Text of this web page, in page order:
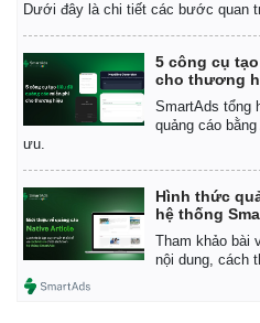
Kinh tế
Bất động sản
Khởi nghiệp
Dưới đây là chi tiết các bước quan
5 công cụ
cho thương
SmartAds tổng
quảng cáo
ưu.
Hình thức
hệ thống
Tham khảo bài
nội dung, cách